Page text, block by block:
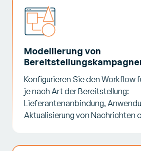
Modellierung von
Konfigurieren Sie den Workflow
je nach Art der Bereitstellung:
Lieferantenanbindung,
Aktualisierung von Nachrichten